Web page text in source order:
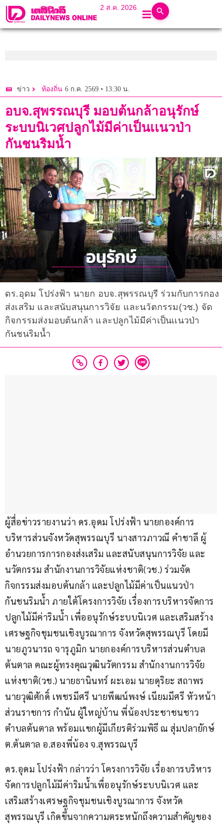
2 ส.ค. 2026
ข่าว ท้องถิ่น 6 ก.ค. 2569 • 13:30 น.
อบจ.สุพรรณบุรี มอบต้นกล้าอนุรักษ์
ระบบนิเวศปลูกไม้มีค่าเป็นเเนวป่า
กันชนริมน้ำ
ดร.อุดม โปร่งฟ้า นายก อบจ.สุพรรณบุรี ร่วมกับการกอง
ส่งเสริม และสนับสนุนการวิจัย และนวัตกรรม(วช.) จัด
กิจกรรมส่งมอบต้นกล้า และปลูกไม้มีค่าเป็นเเนวป่า
กันชนริมน้ำ
ผู้สื่อข่าวรายงานว่า ดร.อุดม โปร่งฟ้า นายกองค์การ
บริหารส่วนจังหวัดสุพรรณบุรี นางสาวภาวณี คำชาลี ผู้
อำนวยการการกองส่งเสริม และสนับสนุนการวิจัย และ
นวัตกรรม สำนักงานการวิจัยแห่งชาติ(วช.) ร่วมจัด
กิจกรรมส่งมอบต้นกล้า และปลูกไม้มีค่าเป็นแนวป่า
กันชนริมน้ำ ภายใต้โครงการวิจัย เรื่องการบริหารจัดการ
ปลูกไม้มีค่าริมน้ำ เพื่ออนุรักษ์ระบบนิเวศ และเสริมสร้าง
เศรษฐกิจชุมชนเชิงบูรณาการ จังหวัดสุพรรณบุรี โดยมี
นายภูวนารถ จารุภูมิก นายกองค์การบริหารส่วนตำบล
ต้นตาล คณะผู้ทรงคุณวุฒินวัตกรรม สำนักงานการวิจัย
แห่งชาติ(วช.) นายธานินทร์ ผะเอม นายดุริยะ สถาพร
นายวุฒิศักดิ์ เพชรมีศรี นายพีฒน์พงษ์ เนียมมีศรี หัวหน้า
ส่วนราชการ กำนัน ผู้ใหญ่บ้าน พี่น้องประชาชนชาว
ตำบลต้นตาล พร้อมเเขกผู้มีเกียรติร่วมพิธี ณ สุ่มปลายักษ์
ต.ต้นตาล อ.สองพี่น้อง จ.สุพรรณบุรี
ดร.อุดม โปร่งฟ้า กล่าวว่า โครงการวิจัย เรื่องการบริหาร
จัดการปลูกไม้มีค่าริมน้ำเพื่ออนุรักษ์ระบบนิเวศ และ
เสริมสร้างเศรษฐกิจชุมชนเชิงบูรณาการ จังหวัด
สุพรรณบุรี เกิดขึ้นจากความตระหนักถึงความสำคัญของ